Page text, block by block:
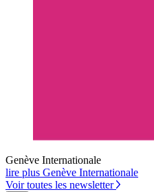
Genève Internationale
lire plus Genève Internationale
Voir toutes les newsletter